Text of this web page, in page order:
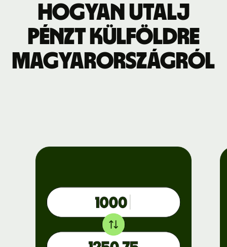
Hogyan utalj
pénzt külföldre
Magyarországról